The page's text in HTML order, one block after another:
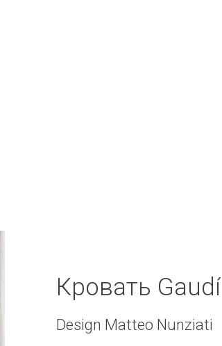
Кровать Gaudí
Design Matteo Nunziati